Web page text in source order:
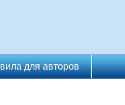
для авторов